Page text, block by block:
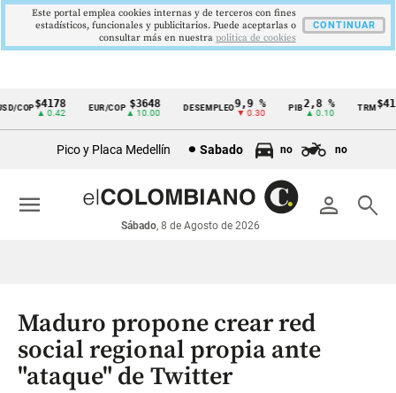
Cintillo
económicos
Colombia
COP$4178
▲ 0.42
EUR/COP $3648
▲ 10.00
DESEMPLEO9,9 %
▼ 0.30
2,8 %
▲ 0.10
TRM
Pico y Placa Medellín Sabado no no
person search
Sábado, 8 de Agosto de 2026
menu
Maduro propone crear red
social regional propia ante
"ataque" de Twitter
Este portal emplea cookies internas y de terceros con fines
estadísticos, funcionales y publicitarios. Puede aceptarlas o
consultar más en nuestra politica de cookies
CONTINUAR